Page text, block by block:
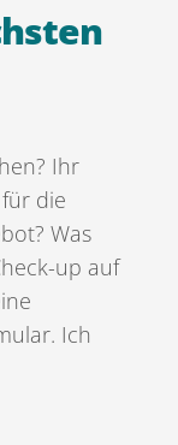
Ihr
die
Was
up auf
Ich